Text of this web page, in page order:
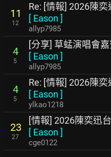
11
12
Re: [情報] 2026陳
[ Eason ]
allyp7985
4
5
[分享] 草蜢演唱會
[ Eason ]
allyp7985
4
5
Re: [情報] 2026陳
[ Eason ]
ylkao1218
23
27
[情報] 2026陳奕迅
[ Eason ]
cge0122